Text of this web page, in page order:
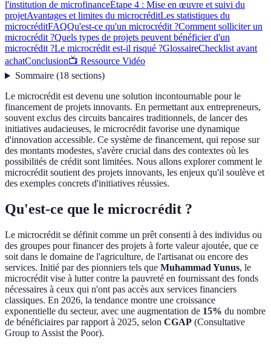
l'institution de microfinanceÉtape 4 : Mise en œuvre et suivi du
projetAvantages et limites du microcréditLes statistiques du
microcréditFAQQu'est-ce qu'un microcrédit ?Comment solliciter un
microcrédit ?Quels types de projets peuvent bénéficier d'un
microcrédit ?Le microcrédit est-il risqué ?GlossaireChecklist avant
achatConclusion📺 Ressource Vidéo
Sommaire(18 sections)
Le microcrédit est devenu une solution incontournable pour le
financement de projets innovants. En permettant aux entrepreneurs,
souvent exclus des circuits bancaires traditionnels, de lancer des
initiatives audacieuses, le microcrédit favorise une dynamique
d'innovation accessible. Ce système de financement, qui repose sur
des montants modestes, s'avère crucial dans des contextes où les
possibilités de crédit sont limitées. Nous allons explorer comment le
microcrédit soutient des projets innovants, les enjeux qu'il soulève et
des exemples concrets d'initiatives réussies.
Qu'est-ce que le microcrédit ?
Le microcrédit se définit comme un prêt consenti à des individus ou
des groupes pour financer des projets à forte valeur ajoutée, que ce
soit dans le domaine de l'agriculture, de l'artisanat ou encore des
services. Initié par des pionniers tels que Muhammad Yunus, le
microcrédit vise à lutter contre la pauvreté en fournissant des fonds
nécessaires à ceux qui n'ont pas accès aux services financiers
classiques. En 2026, la tendance montre une croissance
exponentielle du secteur, avec une augmentation de 15% du nombre
de bénéficiaires par rapport à 2025, selon CGAP (Consultative
Group to Assist the Poor).